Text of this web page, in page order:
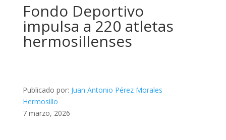
Fondo Deportivo
impulsa a 220 atletas
hermosillenses
Publicado por: Juan Antonio Pérez Morales
Hermosillo
7 marzo, 2026